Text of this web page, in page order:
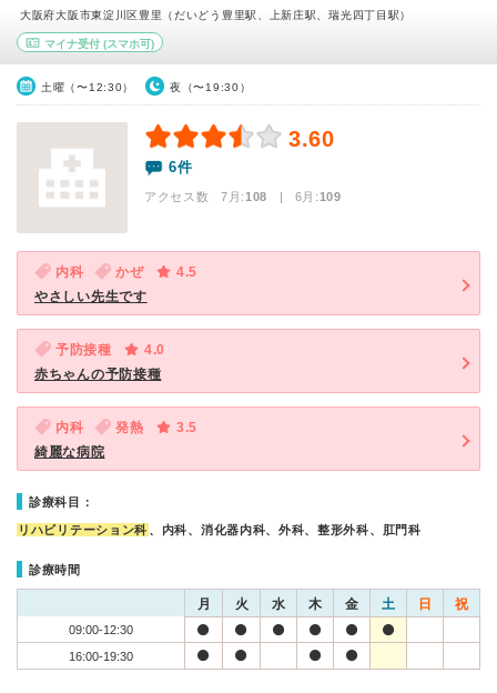
大阪府大阪市東淀川区豊里（だいどう豊里駅、上新庄駅、瑞光四丁目駅）
マイナ受付 (スマホ可)
土曜（〜12:30） 夜（〜19:30）
3.60
6件
アクセス数 7月:108 | 6月:109
内科 かぜ
4.5
やさしい先生です
予防接種
4.0
赤ちゃんの予防接種
内科 発熱
3.5
綺麗な病院
診療科目：
リハビリテーション科 、内科、消化器内科、外科、整形外科、肛門科
診療時間
月 火 水 木 金 土 日 祝
09:00-12:30
16:00-19:30